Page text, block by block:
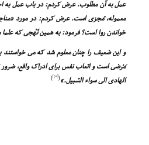
عمل به آن مطلوب. عرض کردم: در باب عمل به
معموله، مُجزى است. عرض کردم: در مورد
خواندن روا است؟ فرمود: به همین نَهْجى که
و این ضعیف را چنان معلوم شد که مى خواستند
مَرْضى است و اتعاب نفس براى ادراک واقع،
الهادى الى سواء السّبیل.»(
[52]
)